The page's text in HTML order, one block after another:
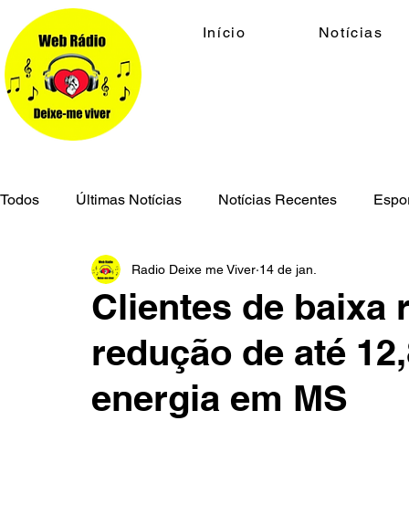
Início Notícias
Todos Últimas Notícias Notícias Recentes
Economia Cidades Meio Ambiente
Segurança Pública
Clientes de baixa
redução de até
energia em MS
Radio Deixe me Viver 14 de jan.